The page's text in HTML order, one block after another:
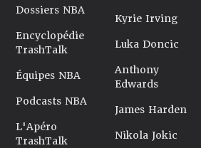
Dossiers NBA
Encyclopédie
TrashTalk
Équipes NBA
Podcasts NBA
L'Apéro
TrashTalk
Kyrie Irving
Luka Doncic
Anthony
Edwards
James Harden
Nikola Jokic